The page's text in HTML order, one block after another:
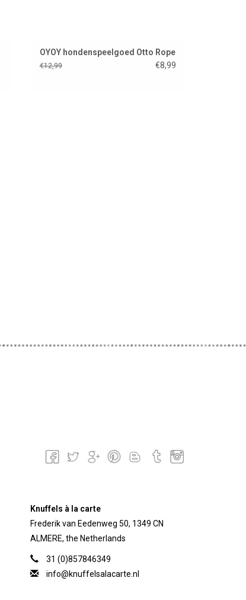
OYOY hondenspeelgoed Otto Rope
€12,99 €8,99
Knuffels à la carte
Frederik van Eedenweg 50, 1349 CN
ALMERE, the Netherlands
31 (0)857846349
info@knuffelsalacarte.nl